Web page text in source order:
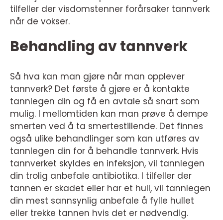
tilfeller der visdomstenner forårsaker tannverk
når de vokser.
Behandling av tannverk
Så hva kan man gjøre når man opplever
tannverk? Det første å gjøre er å kontakte
tannlegen din og få en avtale så snart som
mulig. I mellomtiden kan man prøve å dempe
smerten ved å ta smertestillende. Det finnes
også ulike behandlinger som kan utføres av
tannlegen din for å behandle tannverk. Hvis
tannverket skyldes en infeksjon, vil tannlegen
din trolig anbefale antibiotika. I tilfeller der
tannen er skadet eller har et hull, vil tannlegen
din mest sannsynlig anbefale å fylle hullet
eller trekke tannen hvis det er nødvendig.